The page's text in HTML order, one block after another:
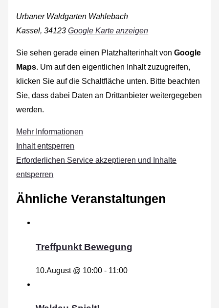
Urbaner Waldgarten Wahlebach
Kassel, 34123 Google Karte anzeigen
Sie sehen gerade einen Platzhalterinhalt vonGoogle
Maps. Um auf den eigentlichen Inhalt zuzugreifen,
klicken Sie auf die Schaltfläche unten. Bitte beachten
Sie, dass dabei Daten an Drittanbieter weitergegeben
werden.
Mehr Informationen
Inhalt entsperren
Erforderlichen Service akzeptieren und Inhalte
entsperren
Ähnliche Veranstaltungen
Treffpunkt Bewegung
10.August @ 10:00 - 11:00